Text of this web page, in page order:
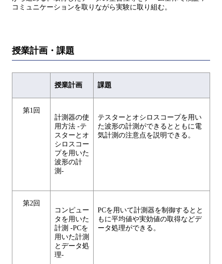
コミュニケーションを取りながら実験に取り組む。
授業計画・課題
授業計画 課題
第1回
計測器の使
用方法 -テ
スターとオ
シロスコー
プを用いた
波形の計
測-
テスターとオシロスコープを用い
た波形の計測ができるとともに電
気計測の注意点を説明できる。
第2回
コンピュー
タを用いた
計測 -PCを
用いた計測
とデータ処
理-
PCを用いて計測器を制御するとと
もに平均値や実効値の取得などデ
ータ処理ができる。